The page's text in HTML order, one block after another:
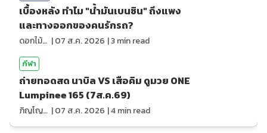
เบื้องหลัง ทำไม "น้ำมันเบนซิน" ถึงแพง
และทางออกของคนรักรถ?
ดอกไม้กับสายน้ำ |07 ส.ค. 2026 |3min read
กีฬา
ถ่ายทอดสด นาบิล VS เสือคิม ดูมวย ONE
Lumpinee 165 (7ส.ค.69)
ภิญโญ ส่องแสง |07 ส.ค. 2026 |4min read